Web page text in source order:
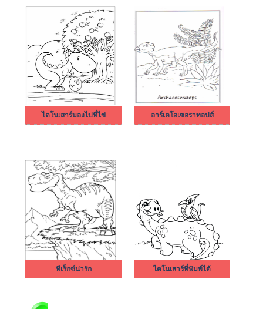
ไดโนเสาร์มองไปที่ไข่ อาร์เคโอเซอราทอปส์
ทีเร็กซ์น่ารัก ไดโนเสาร์ที่พิมพ์ได้